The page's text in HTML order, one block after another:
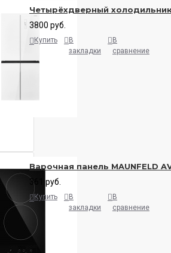
Четырёхдверный холодильник
3800 руб.
Купить
В
закладки
В
сравнение
Варочная панель MAUNFELD
361 руб.
Купить
В
закладки
В
сравнение